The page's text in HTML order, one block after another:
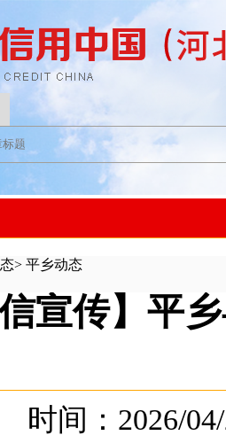
> 平乡动态
信宣传】平
时间：2026/